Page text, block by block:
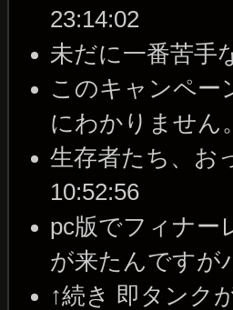
23:14:02
未だに一番苦手
このキャンペー
にわかりません
生存者たち、お
10:52:56
pc版でフィナー
が来たんですが
↑続き 即タンク